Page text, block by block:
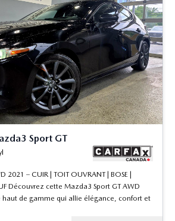
Sport GT
2021 – CUIR | TOIT OUVRANT | BOSE |
Découvrez cette Mazda3 Sport GT AWD
haut de gamme qui allie élégance, confort et